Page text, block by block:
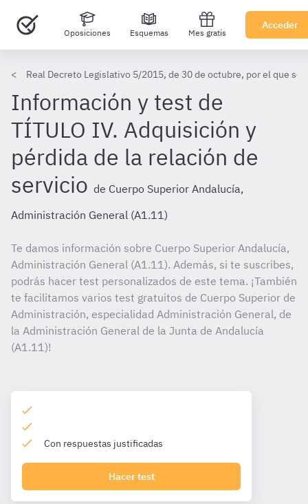
Oposiciones Esquemas Mes gratis
Acceder
Real Decreto Legislativo 5/2015, de 30 de octubre, por el que
Información y test de
TÍTULO IV. Adquisición y
pérdida de la relación de
servicio de Cuerpo Superior Andalucía,
Administración General (A1.11)
Te damos información sobre Cuerpo Superior Andalucía,
Administración General (A1.11). Además, si te suscribes,
podrás hacer test personalizados de este tema. ¡También
te facilitamos varios test gratuitos de Cuerpo Superior de
Administración, especialidad Administración General, de
la Administración General de la Junta de Andalucía
(A1.11)!
Con respuestas justificadas
Hacer test